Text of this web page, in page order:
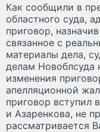
Как сообщили в
областного суда,
приговор,
связанное с
материалы дела,
делам Новоблсуда
изменения
апелляционной
приговор вступил
и Азаренкова, не
рассматривается